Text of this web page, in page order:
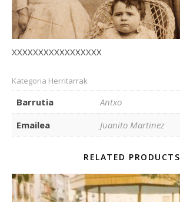
XXXXXXXXXXXXXXXXX
Kategoria Herritarrak
Barrutia
Antxo
Emailea
Juanito Martinez
RELATED PRODUCTS